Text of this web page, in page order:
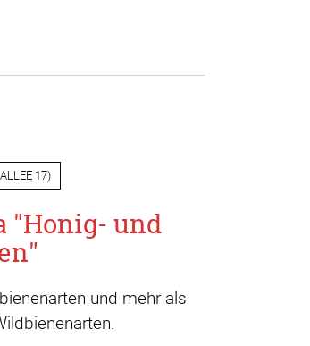
17)
"Honig- und
und mehr als